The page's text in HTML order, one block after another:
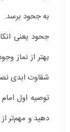
به جحود برسد.
جحود یعنی
بهتر از نماز
شقاوت ابدی
توصیه اول
دهید و مهم‌تر